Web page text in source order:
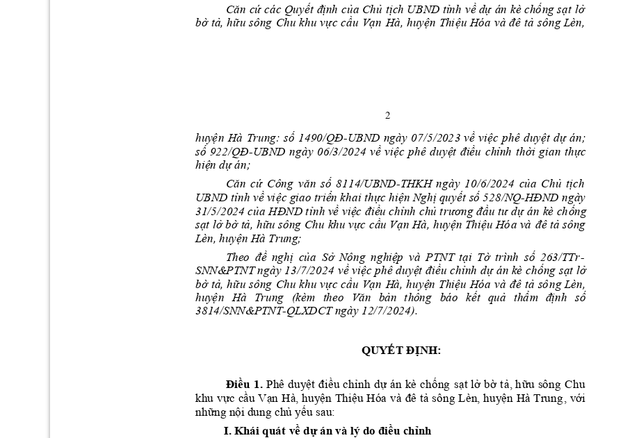
Căn cứ các Quyết định của Chủ tịch UBND tỉnh về d án kè chống sạt lở
bờ tả, hữu sông Chu khu vc cầu Vạn Hà, huyện Thiệu Hóa và đê tả sông Lèn,
2
huyện Hà Trung: số 1490/QĐ-UBND ngày 07/5/2023 về việc phê duyệt d án;
số 922/QĐ-UBND ngày 06/3/2024 về việc phê duyệt điều chỉnh thời gian thc
hiện d án;
Căn cứ Công văn số 8114/UBND-THKH ngày 10/6/2024 của Chủ tịch
UBND tỉnh về việc giao triển khai thc hiện Nghị quyết số 528/NQ-HĐND ngày
31/5/2024 của HĐND tỉnh về việc điều chỉnh chủ trương đầu tư d án kè chống
sạt lở bờ tả, hữu sông Chu khu vc cầu Vạn Hà, huyện Thiệu Hóa và đê tả sông
Lèn, huyện Hà Trung;
Theo đề nghị của Sở Nông nghiệp và PTNT tại Tờ trình số 263/TTr-
SNN&PTNT ngày 13/7/2024 về việc phê duyệt điều chỉnh d án kè chống sạt lở
bờ tả, hữu sông Chu khu vc cầu Vạn Hà, huyện Thiệu Hóa và đê tả sông Lèn,
huyện Hà Trung (kèm theo Văn bản thông báo kết quả thẩm định số
3814/SNN&PTNT-QLXDCT ngày 12/7/2024).
QUYẾT ĐỊNH:
Điều 1. Phê duyệt điều chỉnh dự án kè chống sạt lở bờ tả, hữu sông Chu
khu vực cầu Vạn Hà, huyện Thiệu Hóa và đê tả sông Lèn, huyện Hà Trung, với
những nội dung chủ yếu sau:
I. Khái quát về dự án và lý do điều chỉnh